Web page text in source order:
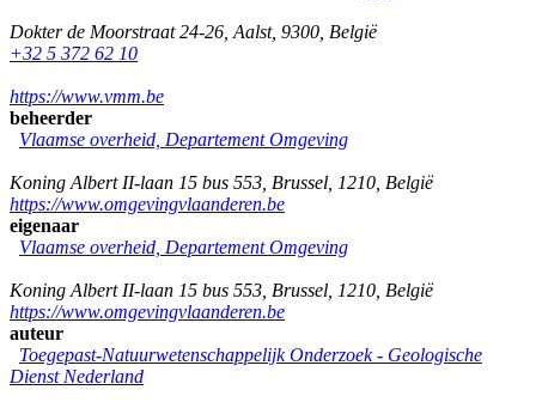
Dokter de Moorstraat 24-26 Aalst, 9300 België
+32 5 372 62 10
https://www.vmm.be
beheerder
Vlaamse overheid, Departement Omgeving
Koning Albert II-laan 15 bus 553 Brussel 1210 België
https://www.omgevingvlaanderen.be
eigenaar
Vlaamse overheid, Departement Omgeving
Koning Albert II-laan 15 bus 553 Brussel 1210 België
https://www.omgevingvlaanderen.be
auteur
Toegepast-Natuurwetenschappelijk Onderzoek - Geologische
Dienst Nederland